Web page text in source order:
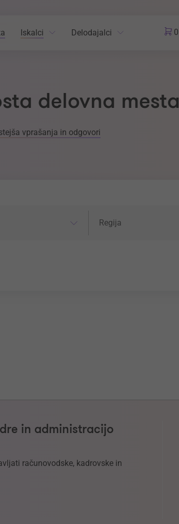
Iskalci Delodajalci 0
delovna mesta
vprašanja in odgovori
Regija
in administracijo
računovodske, kadrovske in